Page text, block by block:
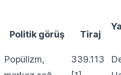
Politik görüş Tiraj
Popülizm,
339.113